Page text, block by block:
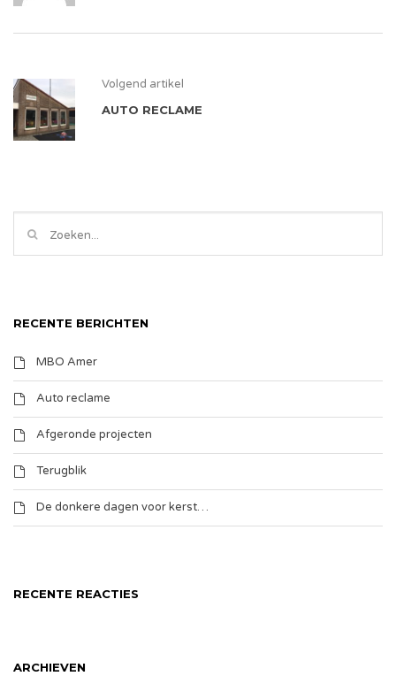
Volgend artikel
AUTO RECLAME
RECENTE BERICHTEN
MBO Amer
Auto reclame
Afgeronde projecten
Terugblik
De donkere dagen voor kerst…
RECENTE REACTIES
ARCHIEVEN